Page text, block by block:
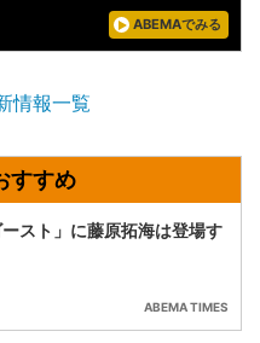
ABEMAでみる
情報一覧
ースト」に藤原拓海は登場す
ABEMA TIMES